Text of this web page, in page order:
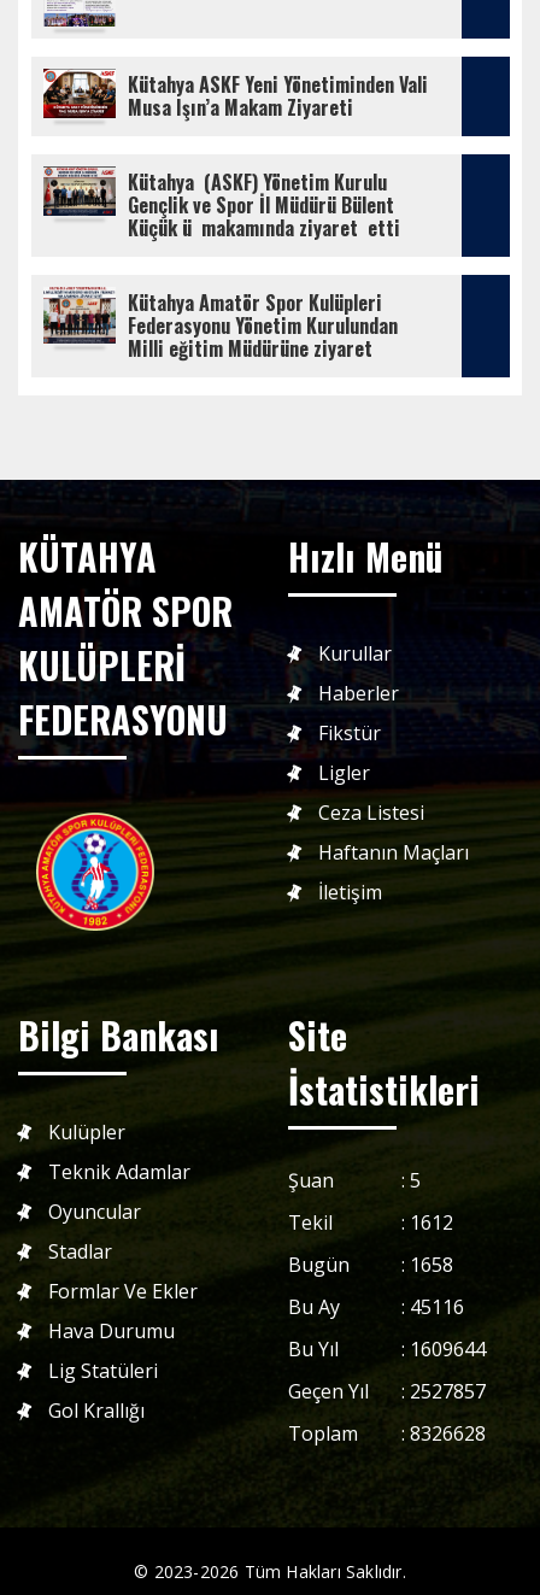
Kütahya ASKF Yeni Yönetiminden Vali
Musa Işın’a Makam Ziyareti
Kütahya  (ASKF) Yönetim Kurulu
Gençlik ve Spor İl Müdürü Bülent
Küçük ü  makamında ziyaret  etti
Kütahya Amatör Spor Kulüpleri
Federasyonu Yönetim Kurulundan
Milli eğitim Müdürüne ziyaret
KÜTAHYA
AMATÖR SPOR
KULÜPLERİ
FEDERASYONU
Hızlı Menü
Kurullar
Haberler
Fikstür
Ligler
Ceza Listesi
Haftanın Maçları
İletişim
Bilgi Bankası
Kulüpler
Teknik Adamlar
Oyuncular
Stadlar
Formlar Ve Ekler
Hava Durumu
Lig Statüleri
Gol Krallığı
Site
İstatistikleri
Şuan : 5
Tekil
: 1612
Bugün
: 1658
Bu Ay
: 45116
Bu Yıl
: 1609644
Geçen Yıl
: 2527857
Toplam
: 8326628
© 2023-2026 Tüm Hakları Saklıdır.